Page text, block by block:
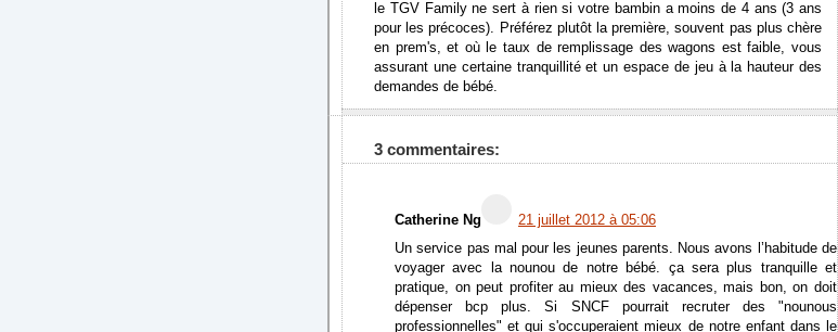
le TGV Family ne sert à rien si votre bambin a moins de 4 ans (3 ans
pour les précoces). Préférez plutôt la première, souvent pas plus chère
en prem's, et où le taux de remplissage des wagons est faible, vous
assurant une certaine tranquillité et un espace de jeu à la hauteur des
demandes de bébé.
3 commentaires:
Catherine Ng
21 juillet 2012 à 05:06
Un service pas mal pour les jeunes parents. Nous avons l’habitude de
voyager avec la nounou de notre bébé. ça sera plus tranquille et
pratique, on peut profiter au mieux des vacances, mais bon, on doit
dépenser bcp plus. Si SNCF pourrait recruter des "nounous
professionnelles" et qui s'occuperaient mieux de notre enfant dans le